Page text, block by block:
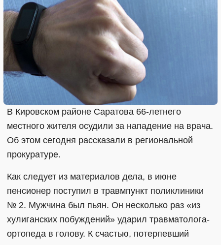
В Кировском районе Саратова 66-летнего
местного жителя осудили за нападение на врача.
Об этом сегодня рассказали в региональной
прокуратуре.
Как следует из материалов дела, в июне
пенсионер поступил в травмпункт поликлиники
№ 2. Мужчина был пьян. Он несколько раз «из
хулиганских побуждений» ударил травматолога-
ортопеда в голову. К счастью, потерпевший